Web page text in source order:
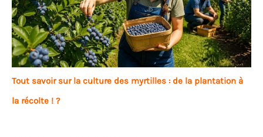
Tout savoir sur la culture des myrtilles : de la plantation à
la récolte ! ?